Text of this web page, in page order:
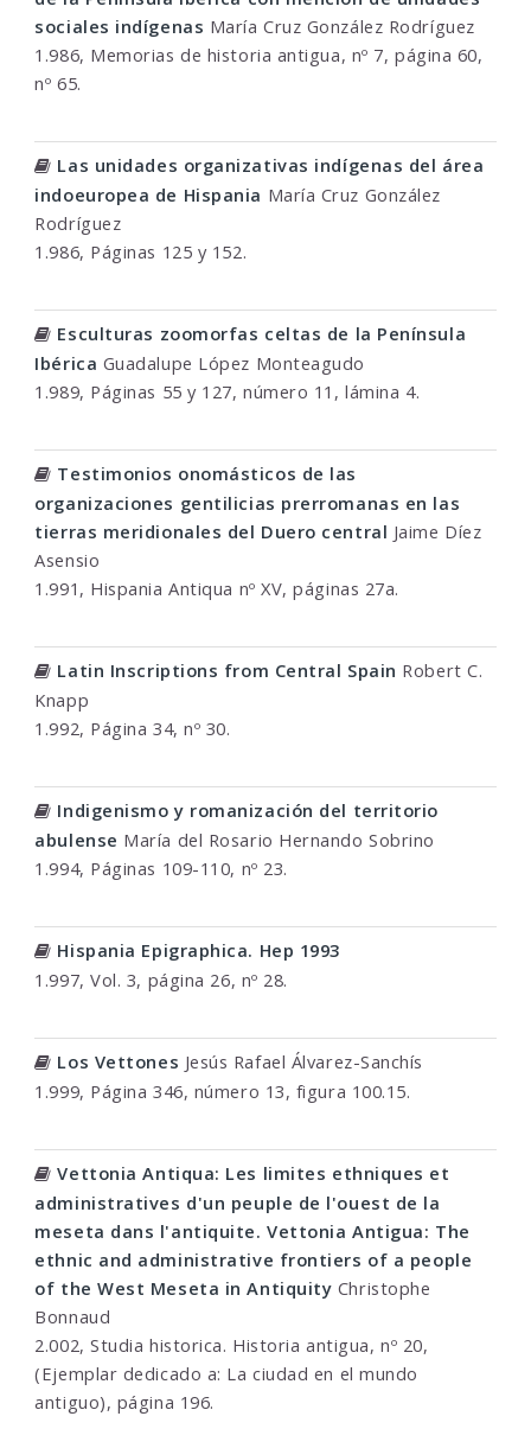
sociales indígenas María Cruz González Rodríguez
1.986, Memorias de historia antigua, nº 7, página 60,
nº 65.
Las unidades organizativas indígenas del área
indoeuropea de Hispania María Cruz González
Rodríguez
1.986, Páginas 125 y 152.
Esculturas zoomorfas celtas de la Península
Ibérica Guadalupe López Monteagudo
1.989, Páginas 55 y 127, número 11, lámina 4.
Testimonios onomásticos de las
organizaciones gentilicias prerromanas en las
tierras meridionales del Duero central Jaime Díez
Asensio
1.991, Hispania Antiqua nº XV, páginas 27a.
Latin Inscriptions from Central Spain Robert C.
Knapp
1.992, Página 34, nº 30.
Indigenismo y romanización del territorio
abulense María del Rosario Hernando Sobrino
1.994, Páginas 109-110, nº 23.
Hispania Epigraphica. Hep 1993
1.997, Vol. 3, página 26, nº 28.
Los Vettones Jesús Rafael Álvarez-Sanchís
1.999, Página 346, número 13, figura 100.15.
Vettonia Antiqua: Les limites ethniques et
administratives d'un peuple de l'ouest de la
meseta dans l'antiquite. Vettonia Antigua: The
ethnic and administrative frontiers of a people
of the West Meseta in Antiquity Christophe
Bonnaud
2.002, Studia historica. Historia antigua, nº 20,
(Ejemplar dedicado a: La ciudad en el mundo
antiguo), página 196.